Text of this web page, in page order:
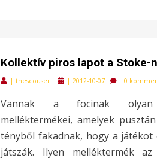
Kollektív piros lapot a Stoke-
|thescouser
Posted
|2012-10-07 |0
Vannak a focinak
melléktermékei, amelyek
tényből fakadnak, hogy a játékot
játszák. Ilyen melléktermék